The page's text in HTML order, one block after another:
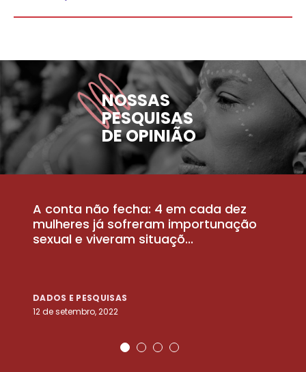
NOSSAS
PESQUISAS
DE OPINIÃO
A conta não fecha: 4 em cada dez
mulheres já sofreram importunação
sexual e viveram situaçõ...
DADOS E PESQUISAS
12 de setembro, 2022